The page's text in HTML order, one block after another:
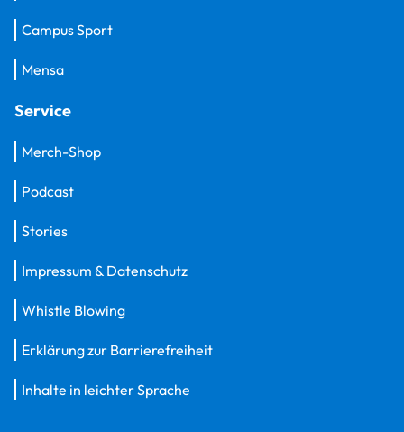
Campus Sport
Mensa
Service
Merch-Shop
Podcast
Stories
Impressum & Datenschutz
Whistle Blowing
Erklärung zur Barrierefreiheit
Inhalte in leichter Sprache